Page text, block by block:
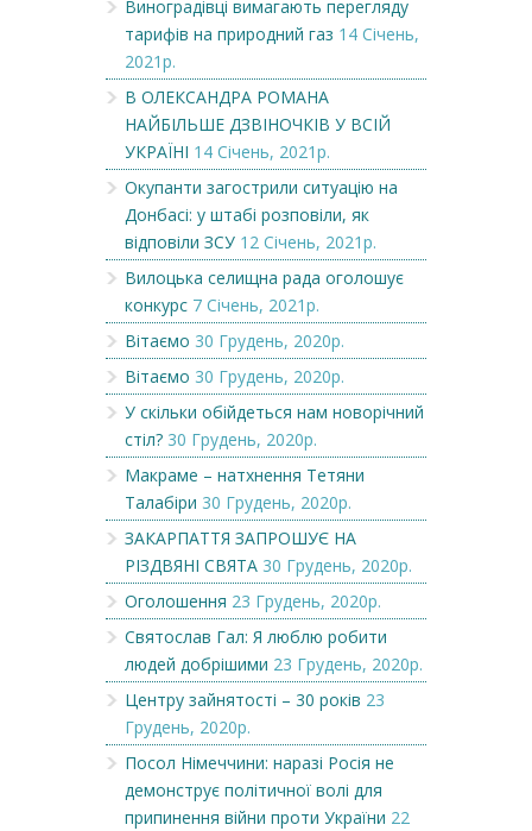
Виноградівці вимагають перегляду
тарифів на природний газ 14 Січень,
2021р.
В ОЛЕКСАНДРА РОМАНА
НАЙБІЛЬШЕ ДЗВІНОЧКІВ У ВСІЙ
УКРАЇНІ 14 Січень, 2021р.
Окупанти загострили ситуацію на
Донбасі: у штабі розповіли, як
відповіли ЗСУ 12 Січень, 2021р.
Вилоцька селищна рада оголошує
конкурс 7 Січень, 2021р.
Вітаємо 30 Грудень, 2020р.
Вітаємо 30 Грудень, 2020р.
У скільки обійдеться нам новорічний
стіл? 30 Грудень, 2020р.
Макраме – натхнення Тетяни
Талабіри 30 Грудень, 2020р.
ЗАКАРПАТТЯ ЗАПРОШУЄ НА
РІЗДВЯНІ СВЯТА 30 Грудень, 2020р.
Оголошення 23 Грудень, 2020р.
Святослав Гал: Я люблю робити
людей добрішими 23 Грудень, 2020р.
Центру зайнятості – 30 років 23
Грудень, 2020р.
Посол Німеччини: наразі Росія не
демонструє політичної волі для
припинення війни проти України 22